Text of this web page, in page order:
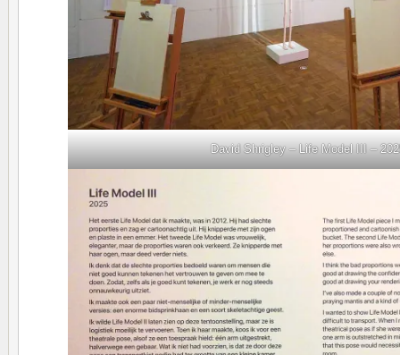
David Shrigley – Life Model III –